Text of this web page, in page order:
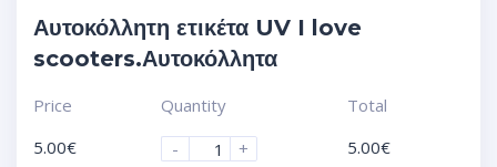
Αυτοκόλλητη ετικέτα UV I love
scooters.Αυτοκόλλητα
Price
5.00€
Quantity
-
+
Total
5.00€